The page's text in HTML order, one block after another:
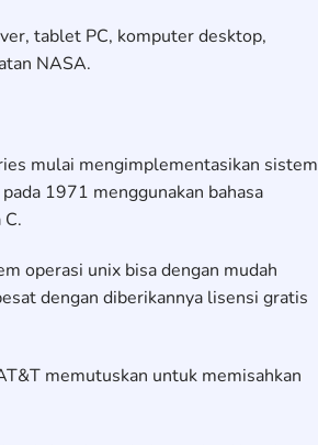
tablet PC, komputer desktop,
NASA.
mulai mengimplementasikan sistem
1971 menggunakan bahasa
operasi unix bisa dengan mudah
dengan diberikannya lisensi gratis
memutuskan untuk memisahkan